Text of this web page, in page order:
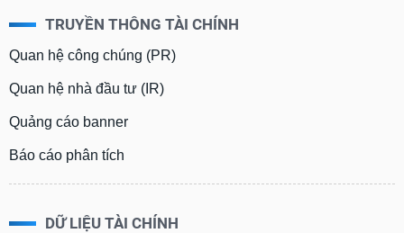
TRUYỀN THÔNG TÀI CHÍNH
Quan hệ công chúng (PR)
Quan hệ nhà đầu tư (IR)
Quảng cáo banner
Báo cáo phân tích
DỮ LIỆU TÀI CHÍNH